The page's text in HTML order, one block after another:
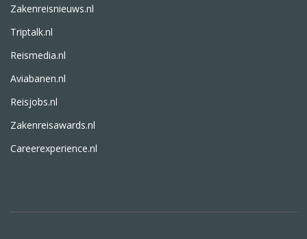
Zakenreisnieuws.nl
Triptalk.nl
Reismedia.nl
Aviabanen.nl
Reisjobs.nl
Zakenreisawards.nl
Careerexperience.nl